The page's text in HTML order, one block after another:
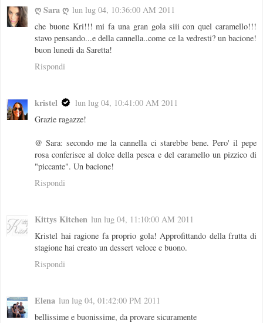
ღ Sara ღ lun lug 04, 10:36:00 AM 2011
che buone Kri!!! mi fa una gran gola siii con quel caramello!!!
stavo pensando...e della cannella..come ce la vedresti? un bacione!
buon lunedi da Saretta!
Rispondi
kristel
lun lug 04, 10:41:00 AM 2011
Grazie ragazze!
@ Sara: secondo me la cannella ci starebbe bene. Pero' il pepe
rosa conferisce al dolce della pesca e del caramello un pizzico di
"piccante". Un bacione!
Rispondi
Kittys Kitchen lun lug 04, 11:10:00 AM 2011
Kristel hai ragione fa proprio gola! Approfittando della frutta di
stagione hai creato un dessert veloce e buono.
Rispondi
Elena lun lug 04, 01:42:00 PM 2011
bellissime e buonissime, da provare sicuramente